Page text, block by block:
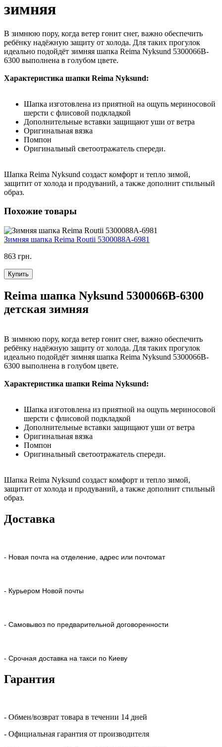
зимняя
В зимнюю пору, когда ветер гонит снег, важно обеспечить
ребёнку надёжную защиту от холода. Для таких прогулок
идеально подойдёт зимняя шапка Reima Nyksund 5300066B-
6300 выполнена в голубом цвете.
Характеристика шапки Reima Nyksund:
Шапка изготовлена из приятной на ощупь мериносовой
шерсти с флисовой подкладкой
Дополнительные вставки защищают уши от ветра
Оригинальная вязка
Помпон
Оригинальный светоотражатель спереди.
Шапка Reima Nyksund создаст комфорт и тепло зимой,
защитит от холода и продуваний, а также дополнит стильный
образ.
Похожие товары
Зимняя шапка Reima Routii 5300088A-6981
863 грн.
Купить
Reima шапка Nyksund 5300066B-6300
детская зимняя
В зимнюю пору, когда ветер гонит снег, важно обеспечить
ребёнку надёжную защиту от холода. Для таких прогулок
идеально подойдёт зимняя шапка Reima Nyksund 5300066B-
6300 выполнена в голубом цвете.
Характеристика шапки Reima Nyksund:
Шапка изготовлена из приятной на ощупь мериносовой
шерсти с флисовой подкладкой
Дополнительные вставки защищают уши от ветра
Оригинальная вязка
Помпон
Оригинальный светоотражатель спереди.
Шапка Reima Nyksund создаст комфорт и тепло зимой,
защитит от холода и продуваний, а также дополнит стильный
образ.
Доставка
- Новая почта на отделение, адрес или почтомат
- Курьером Новой почты
- Самовывоз по предварительной договоренности
- Срочная доставка на такси по Киеву
Гарантия
- Обмен/возврат товара в течении 14 дней
- Официальная гарантия от производителя